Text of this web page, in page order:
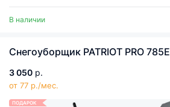
В наличии
Снегоуборщик PATRIOT PRO 785E
3 050 р.
от 77 р./мес.
ПОДАРОК